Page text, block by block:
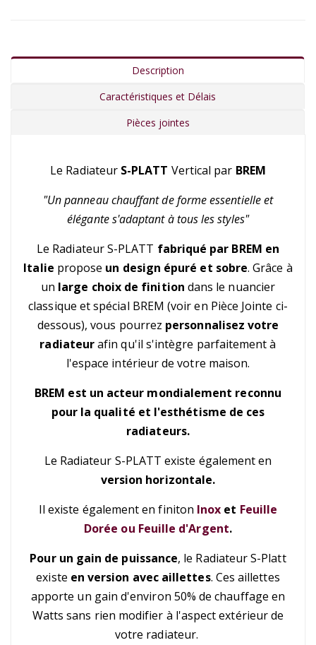
Description
Caractéristiques et Délais
Pièces jointes
Le Radiateur S-PLATT Vertical par BREM
"Un panneau chauffant de forme essentielle et
élégante s'adaptant à tous les styles"
Le Radiateur S-PLATT fabriqué par BREM en
Italie propose un design épuré et sobre. Grâce à
un large choix de finition dans le nuancier
classique et spécial BREM (voir en Pièce Jointe ci-
dessous), vous pourrez personnalisez votre
radiateurafin qu'il s'intègre parfaitement à
l'espace intérieur de votre maison.
BREM est un acteur mondialement reconnu
pour la qualité et l'esthétisme de ces
radiateurs.
Le Radiateur S-PLATT existe également en
version horizontale.
Il existe également en finiton Inox et Feuille
Dorée ou Feuille d'Argent.
Pour un gain de puissance, le Radiateur S-Platt
existe en version avec aillettes. Ces aillettes
apporte un gain d'environ 50% de chauffage en
Watts sans rien modifier à l'aspect extérieur de
votre radiateur.